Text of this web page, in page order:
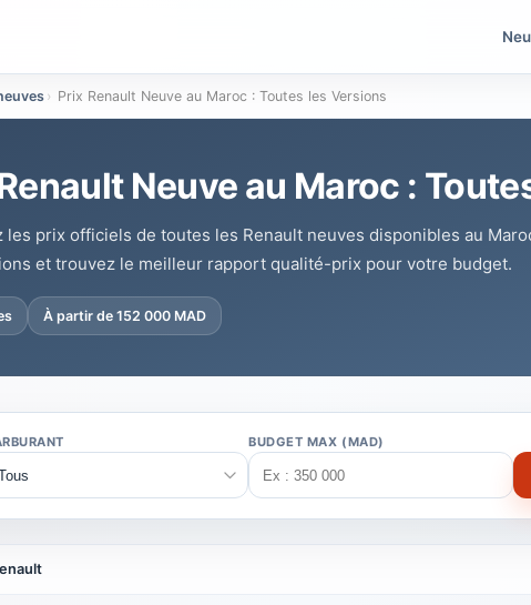
› Prix Renault Neuve au Maroc : Toutes les Versions
Neuve au Maroc :
les prix officiels de toutes les Renault neuves disponibles au
et trouvez le meilleur rapport qualité-prix pour votre budget.
À partir de 152 000 MAD
BUDGET MAX (MAD)